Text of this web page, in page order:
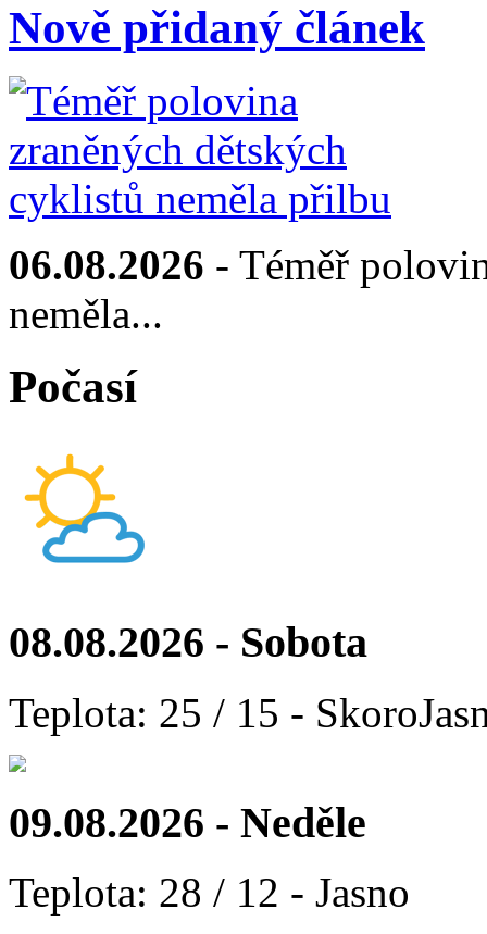
Nově přidaný článek
06.08.2026 - Téměř
neměla...
Počasí
08.08.2026 - Sobota
Teplota: 25 / 15 -
09.08.2026 - Neděle
Teplota: 28 / 12 - Jasno